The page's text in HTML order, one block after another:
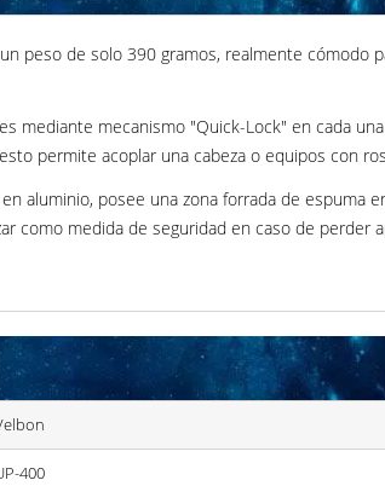
peso de solo 390 gramos, realmente cómodo
mediante mecanismo "Quick-Lock" en cada
permite acoplar una cabeza o equipos con
aluminio, posee una zona forrada de espuma
como medida de seguridad en caso de perder
400